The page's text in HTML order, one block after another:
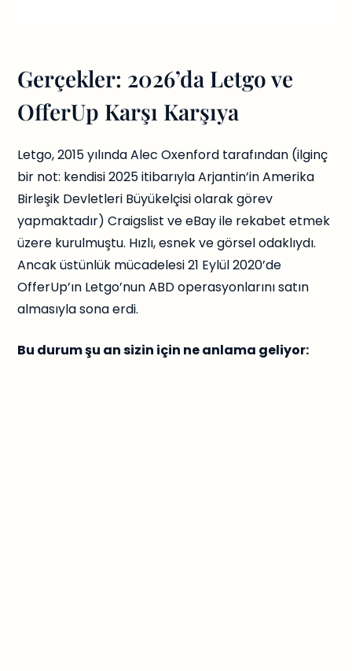
Gerçekler: 2026’da Letgo ve
OfferUp Karşı Karşıya
Letgo, 2015 yılında Alec Oxenford tarafından (ilginç
bir not: kendisi 2025 itibarıyla Arjantin’in Amerika
Birleşik Devletleri Büyükelçisi olarak görev
yapmaktadır) Craigslist ve eBay ile rekabet etmek
üzere kurulmuştu. Hızlı, esnek ve görsel odaklıydı.
Ancak üstünlük mücadelesi 21 Eylül 2020’de
OfferUp’ın Letgo’nun ABD operasyonlarını satın
almasıyla sona erdi.
Bu durum şu an sizin için ne anlama geliyor: